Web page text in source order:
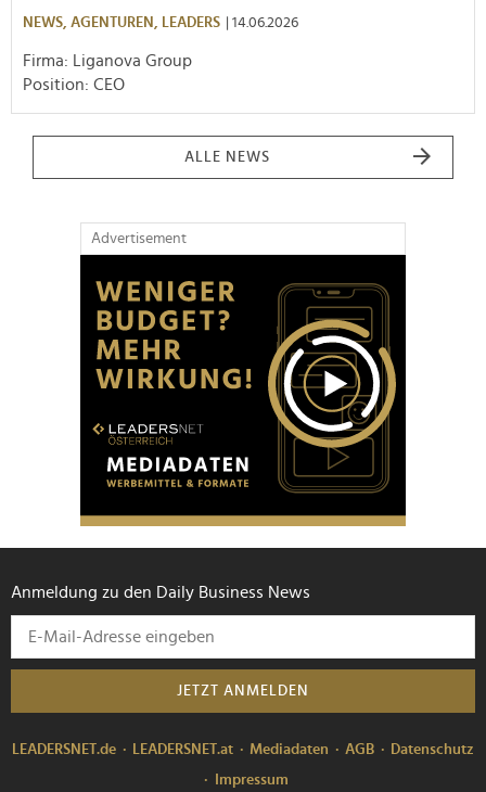
NEWS, AGENTUREN, LEADERS | 14.06.2026
Firma: Liganova Group
Position: CEO
ALLE NEWS
Advertisement
Anmeldung zu den Daily Business News
JETZT ANMELDEN
LEADERSNET.de LEADERSNET.at Mediadaten AGB
Datenschutz
Impressum